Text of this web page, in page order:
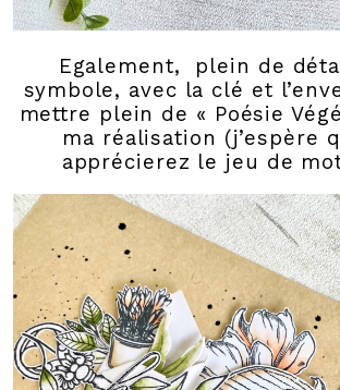
Egalement, plein de
symbole, avec la clé et
mettre plein de « Poésie
ma réalisation (j’espère
apprécierez le jeu de